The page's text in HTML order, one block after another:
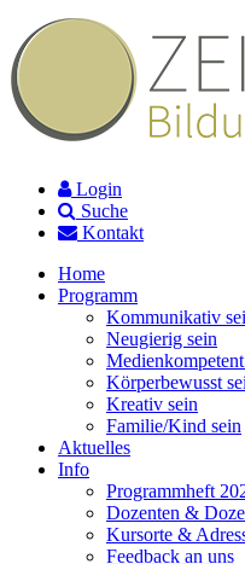
Login
Suche
Kontakt
Home
Programm
Kommunikativ
Neugierig sein
Körperbewusst
Kreativ sein
Familie/Kind sein
Aktuelles
Info
Programmheft
Dozenten &
Kursorte &
Feedback an uns